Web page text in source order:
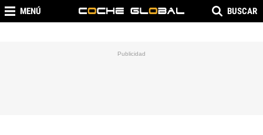
MENÚ BUSCAR